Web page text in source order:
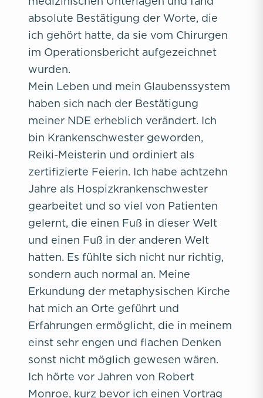
absolute Bestätigung der Worte, die
ich gehört hatte, da sie vom Chirurgen
im Operationsbericht aufgezeichnet
wurden.
Mein Leben und mein Glaubenssystem
haben sich nach der Bestätigung
meiner NDE erheblich verändert. Ich
bin Krankenschwester geworden,
Reiki-Meisterin und ordiniert als
zertifizierte Feierin. Ich habe achtzehn
Jahre als Hospizkrankenschwester
gearbeitet und so viel von Patienten
gelernt, die einen Fuß in dieser Welt
und einen Fuß in der anderen Welt
hatten. Es fühlte sich nicht nur richtig,
sondern auch normal an. Meine
Erkundung der metaphysischen Kirche
hat mich an Orte geführt und
Erfahrungen ermöglicht, die in meinem
einst sehr engen und flachen Denken
sonst nicht möglich gewesen wären.
Ich hörte vor Jahren von Robert
Monroe, kurz bevor ich einen Vortrag